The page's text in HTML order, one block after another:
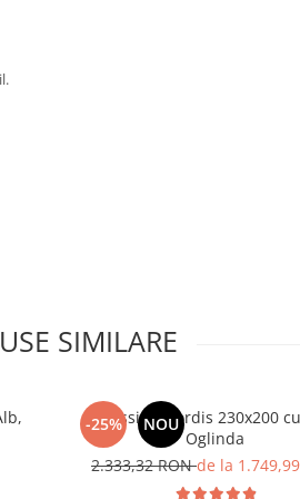
SIMILARE
-25% NOU
Dressing Nordis 230x200
Oglinda
2.333,32 RONde la